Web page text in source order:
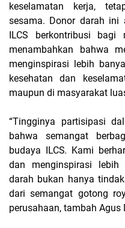
keselamatan kerja,
sesama. Donor darah ini
ILCS berkontribusi bagi
menambahkan bahwa
menginspirasi lebih
kesehatan dan
maupun di masyarakat
“Tingginya partisipasi
bahwa semangat
budaya ILCS. Kami
dan menginspirasi lebih
darah bukan hanya
dari semangat gotong
perusahaan, tambah Agus